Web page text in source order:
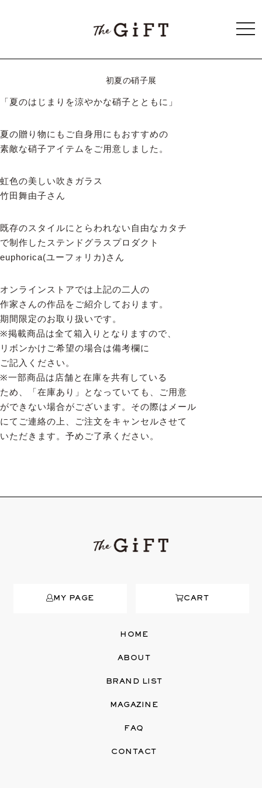
初夏の硝子展
「夏のはじまりを涼やかな硝子とともに」
夏の贈り物にもご自身用にもおすすめの
素敵な硝子アイテムをご用意しました。
虹色の美しい吹きガラス
竹田舞由子さん
既存のスタイルにとらわれない自由なカタチ
で制作したステンドグラスプロダクト
euphorica(ユーフォリカ)さん
オンラインストアでは上記の二人の
作家さんの作品をご紹介しております。
期間限定のお取り扱いです。
※掲載商品は全て箱入りとなりますので、
リボンかけご希望の場合は備考欄に
ご記入ください。
※一部商品は店舗と在庫を共有している
ため、「在庫あり」となっていても、ご用意
ができない場合がございます。その際はメール
にてご連絡の上、ご注文をキャンセルさせて
いただきます。予めご了承ください。
MY PAGE CART
HOME
ABOUT
BRAND LIST
MAGAZINE
FAQ
CONTACT